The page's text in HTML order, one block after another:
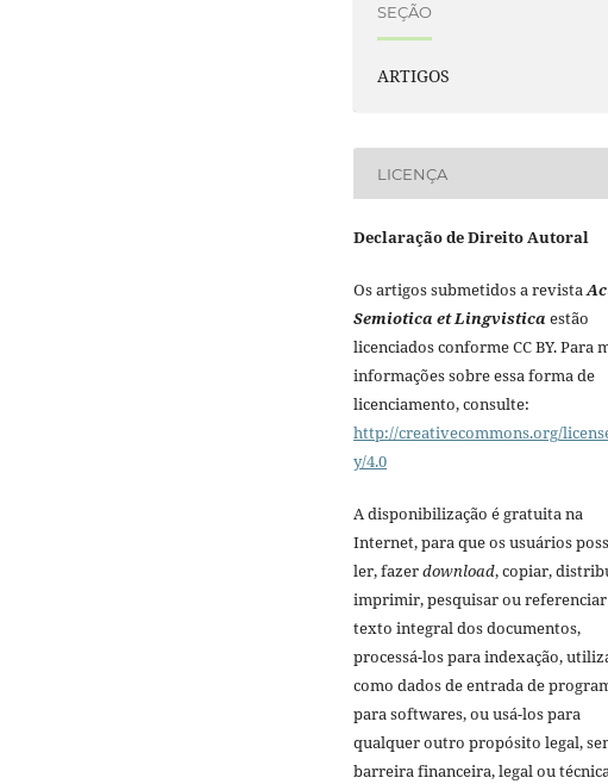
SEÇÃO
ARTIGOS
LICENÇA
Declaração de Direito Autoral
Os artigos submetidos a revista
Semiotica et Lingvistica estão
licenciados conforme CC BY. Para
informações sobre essa forma de
licenciamento, consulte:
http://creativecommons.org/
y/4.0
A disponibilização é gratuita na
Internet, para que os usuários
ler, fazerdownload, copiar,
imprimir, pesquisar ou
texto integral dos documentos,
processá-los para indexação,
como dados de entrada de
para softwares, ou usá-los para
qualquer outro propósito legal,
barreira financeira, legal ou